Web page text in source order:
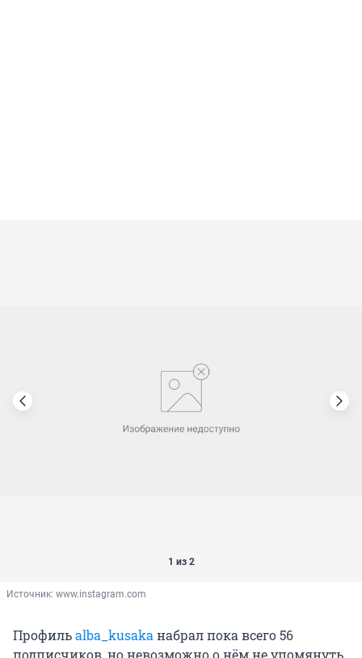
1 из 2
Источник: www.instagram.com
Профильalba_kusaka набрал пока всего 56
подписчиков, но невозможно о нём не упомянуть.